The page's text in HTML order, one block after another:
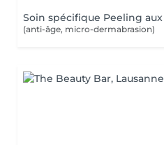
Soin spécifique Peeling
(anti-âge, micro-dermabrasion)